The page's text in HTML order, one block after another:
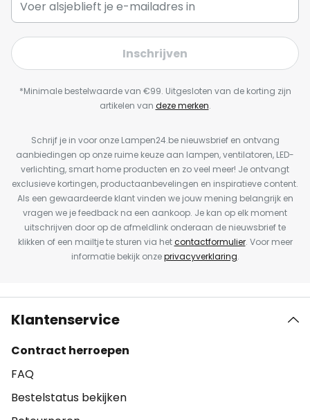
Inschrijven
*Minimale bestelwaarde van €99. Uitgesloten van de korting zijn
artikelen van deze merken.
Schrijf je in voor onze Lampen24.be nieuwsbrief en ontvang
aanbiedingen op onze ruime keuze aan lampen, ventilatoren, LED-
verlichting, smart home producten en zo veel meer! Je ontvangt
exclusieve kortingen, productaanbevelingen en inspiratieve content.
Als een gewaardeerde klant vinden we jouw mening belangrijk en
vragen we je feedback na een aankoop. Je kan op elk moment
uitschrijven door op de afmeldlink onderaan de nieuwsbrief te
klikken of een mailtje te sturen via hetcontactformulier. Voor meer
informatie bekijk onzeprivacyverklaring.
Klantenservice
Contract herroepen
FAQ
Bestelstatus bekijken